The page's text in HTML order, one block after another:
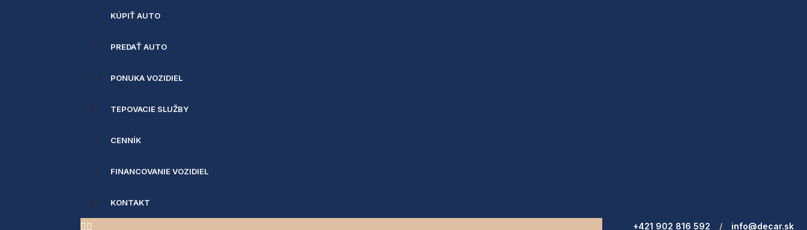
KÚPIŤ AUTO
PREDAŤ AUTO
PONUKA VOZIDIEL
TEPOVACIE SLUŽBY
CENNÍK
FINANCOVANIE VOZIDIEL
KONTAKT
+421 902 816 592 / info@decar.sk